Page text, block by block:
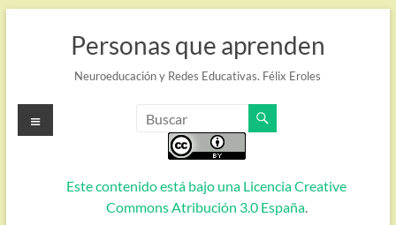
Personas que aprenden
Neuroeducación y Redes Educativas. Félix Eroles
Este contenido está bajo una Licencia Creative
Commons Atribución 3.0 España.
Menú